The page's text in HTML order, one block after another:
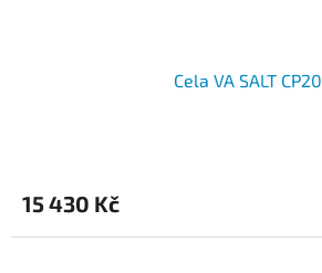
Cela VA SALT CP20
15 430 Kč